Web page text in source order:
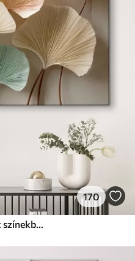
170
Stilizált ginkgólevelek nyugodt színekben